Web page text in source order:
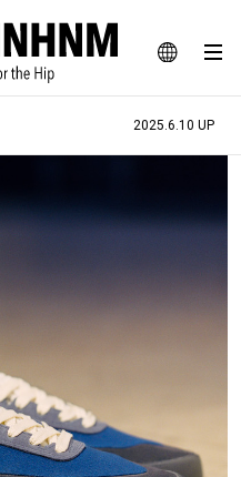
JA
EN
SNAP
ライフスタイルWEBマガジン
のYouTube
#AH.H
#MUSIC #MOVIE
2025.6.10 UP